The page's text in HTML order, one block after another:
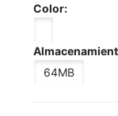
Color:
64MB